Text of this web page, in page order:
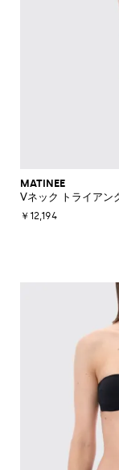
MATINEE
Vネック トライアン
￥12,194